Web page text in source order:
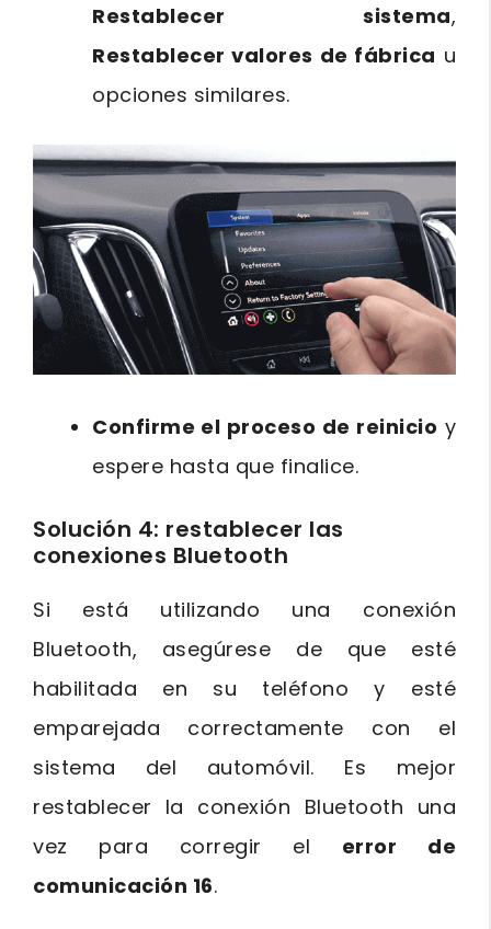
Restablecer sistema,
Restablecer valores de fábrica u
opciones similares.
Confirme el proceso de reinicio y
espere hasta que finalice.
Solución 4: restablecer las
conexiones Bluetooth
Si está utilizando una conexión
Bluetooth, asegúrese de que esté
habilitada en su teléfono y esté
emparejada correctamente con el
sistema del automóvil. Es mejor
restablecer la conexión Bluetooth una
vez para corregir el error de
comunicación 16.